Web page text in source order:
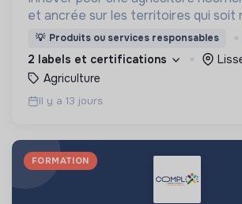
et ancrée sur les territoires qui soit
de l'humain et des écosystèmes
💡 Produits ou services responsables
2 labels et certifications
Agriculture
Il y a 13 jours
FORMATION